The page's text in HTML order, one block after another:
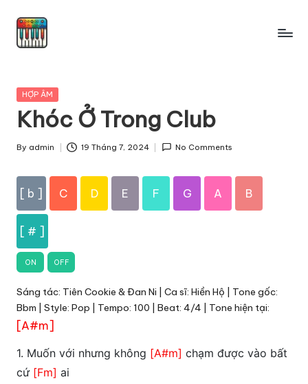
Skip
Posted
HỢP ÂM
Khóc Ở Trong Club
Posted
By admin 19 Tháng 7, 2024 No Comments
[ b ] C D E F G A B
[ # ]
ON OFF
Sáng tác: Tiên Cookie & Đan Ni | Ca sĩ: Hiền Hộ | Tone gốc:
Bbm | Style: Pop | Tempo: 100 | Beat: 4/4 | Tone hiện tại:
[A#m]
1. Muốn với nhưng không [A#m] chạm được vào bất
cứ [Fm] ai